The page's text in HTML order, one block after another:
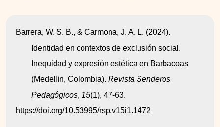
Barrera, W. S. B., & Carmona, J. A. L. (2024).
Identidad en contextos de exclusión social.
Inequidad y expresión estética en Barbacoas
(Medellín, Colombia). Revista Senderos
Pedagógicos, 15(1), 47-63.
https://doi.org/10.53995/rsp.v15i1.1472